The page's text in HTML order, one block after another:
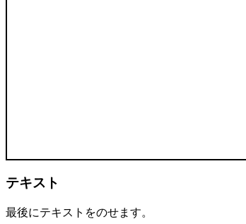
テキスト
最後にテキストをのせます。